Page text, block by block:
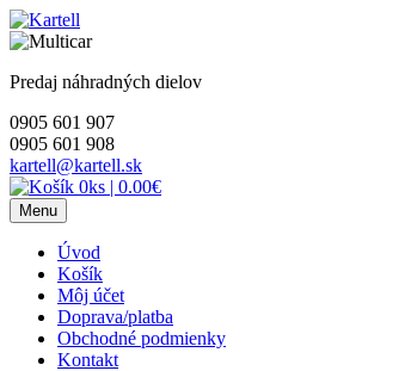
Skip
to
Predaj náhradných dielov
0905 601 907
0905 601 908
kartell@kartell.sk
0ks | 0.00€
Menu
Úvod
Košík
Môj účet
Doprava/platba
Obchodné podmienky
Kontakt